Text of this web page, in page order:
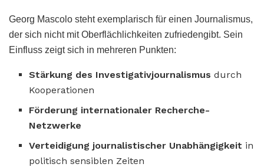
Georg Mascolo steht exemplarisch für einen Journalismus,
der sich nicht mit Oberflächlichkeiten zufriedengibt. Sein
Einfluss zeigt sich in mehreren Punkten:
Stärkung des Investigativjournalismus durch
Kooperationen
Förderung internationaler Recherche-
Netzwerke
Verteidigung journalistischer Unabhängigkeit in
politisch sensiblen Zeiten